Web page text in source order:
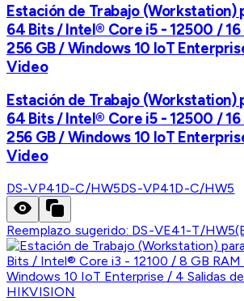
Estación de Trabajo (Workstation)
64 Bits / Intel® Core i5 - 12500 / 16
256 GB / Windows 10 IoT
Video
Estación de Trabajo (Workstation)
64 Bits / Intel® Core i5 - 12500 / 16
256 GB / Windows 10 IoT
Video
DS-VP41D-C/HW5DS-VP41D-C/HW5
Reemplazo sugerido: DS-VE41-T/
HIKVISION